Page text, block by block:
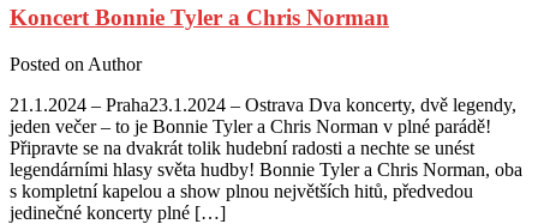
Koncert Bonnie Tyler a Chris Norman
Posted on Author
21.1.2024 – Praha23.1.2024 – Ostrava Dva koncerty, dvě legendy,
jeden večer – to je Bonnie Tyler a Chris Norman v plné parádě!
Připravte se na dvakrát tolik hudební radosti a nechte se unést
legendárními hlasy světa hudby! Bonnie Tyler a Chris Norman, oba
s kompletní kapelou a show plnou největších hitů, předvedou
jedinečné koncerty plné […]